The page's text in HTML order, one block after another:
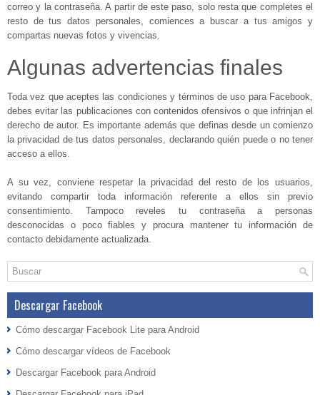
correo y la contraseña. A partir de este paso, solo resta que completes el
resto de tus datos personales, comiences a buscar a tus amigos y
compartas nuevas fotos y vivencias.
Algunas advertencias finales
Toda vez que aceptes las condiciones y términos de uso para Facebook,
debes evitar las publicaciones con contenidos ofensivos o que infrinjan el
derecho de autor. Es importante además que definas desde un comienzo
la privacidad de tus datos personales, declarando quién puede o no tener
acceso a ellos.
A su vez, conviene respetar la privacidad del resto de los usuarios,
evitando compartir toda información referente a ellos sin previo
consentimiento. Tampoco reveles tu contraseña a personas
desconocidas o poco fiables y procura mantener tu información de
contacto debidamente actualizada.
Descargar Facebook
Cómo descargar Facebook Lite para Android
Cómo descargar vídeos de Facebook
Descargar Facebook para Android